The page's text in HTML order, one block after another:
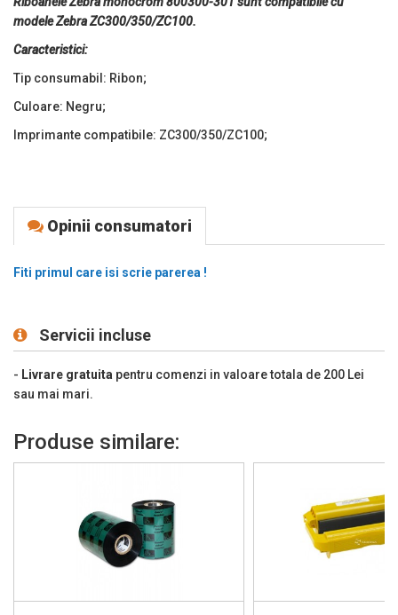
modele Zebra ZC300/350/ZC100.
Caracteristici:
Tip consumabil: Ribon;
Culoare: Negru;
Imprimante compatibile: ZC300/350/ZC100;
Opinii consumatori
Fiti primul care isi scrie parerea !
Servicii incluse
- Livrare gratuita pentru comenzi in valoare totala de 200 Lei
sau mai mari.
Produse similare: